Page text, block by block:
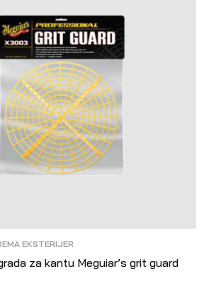
EKSTERIJER
za kantu Meguiar’s grit guard